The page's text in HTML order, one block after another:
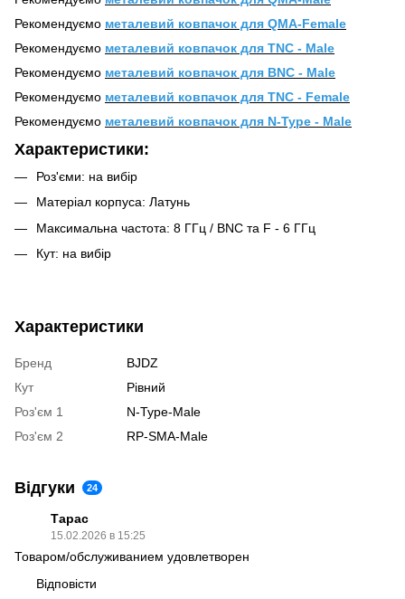
Рекомендуємо металевий ковпачок для QMA-Female
Рекомендуємо металевий ковпачок для TNC - Male
Рекомендуємо металевий ковпачок для BNC - Male
Рекомендуємо металевий ковпачок для TNC - Female
Рекомендуємо металевий ковпачок для N-Type - Male
Характеристики:
Роз'єми: на вибір
Матеріал корпуса: Латунь
Максимальна частота: 8 ГГц / BNC та F - 6 ГГц
Кут: на вибір
Характеристики
Бренд
BJDZ
Кут
Рівний
Роз'єм 1
N-Type-Male
Роз'єм 2
RP-SMA-Male
Відгуки 24
Тарас
15.02.2026 в 15:25
Товаром/обслуживанием удовлетворен
Відповісти